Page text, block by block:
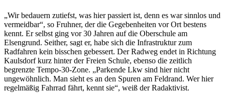
„Wir bedauern zutiefst, was hier passiert ist, denn es war sinnlos und
vermeidbar“, so Fruhner, der die Gegebenheiten vor Ort bestens
kennt. Er selbst ging vor 30 Jahren auf die Oberschule am
Elsengrund. Seither, sagt er, habe sich die Infrastruktur zum
Radfahren kein bisschen gebessert. Der Radweg endet in Richtung
Kaulsdorf kurz hinter der Freien Schule, ebenso die zeitlich
begrenzte Tempo-30-Zone. „Parkende Lkw sind hier nicht
ungewöhnlich. Man sieht es an den Spuren am Feldrand. Wer hier
regelmäßig Fahrrad fährt, kennt sie“, weiß der Radaktivist.